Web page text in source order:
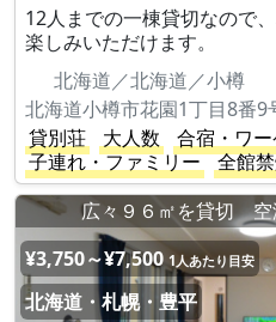
12人までの一棟貸切なので
楽しみいただけます。
北海道／北海道／小樽
北海道小樽市花園1丁目8番9
貸別荘
大人数 合宿・ワ
子連れ・ファミリー
全館
広々９６㎡を貸切 空
¥3,750～¥7,500 1人あたり目安
北海道・札幌・豊平